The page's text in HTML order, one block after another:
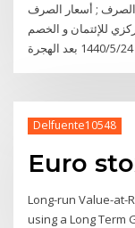
الصرف ; أسعار الصرف
للإئتمان و الخصم
24‏‏/5‏‏/1440 بعد الهجرة
Delfuente10548
Euro
Long-run Value-at-
using a Long Term